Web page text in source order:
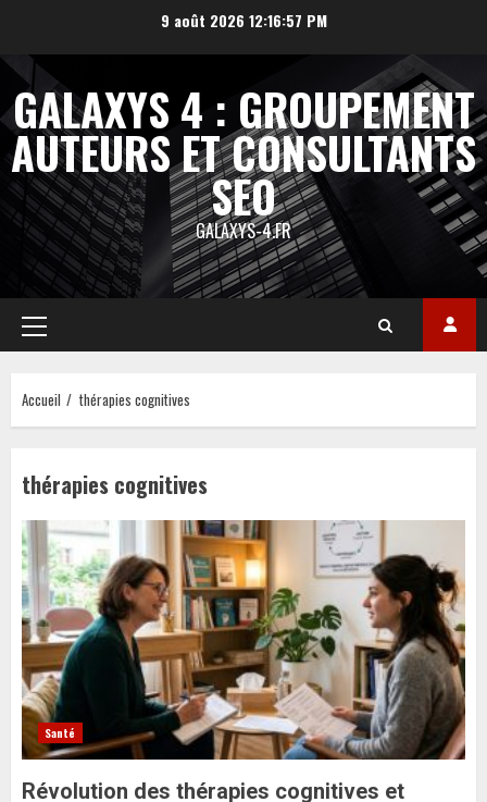
contenu
9 août 2026 12:16:58 PM
GALAXYS 4 : GROUPEMENT
AUTEURS ET CONSULTANTS
SEO
GALAXYS-4.FR
Menu
principal
Accueil thérapies cognitives
thérapies cognitives
Santé
Révolution des thérapies cognitives et